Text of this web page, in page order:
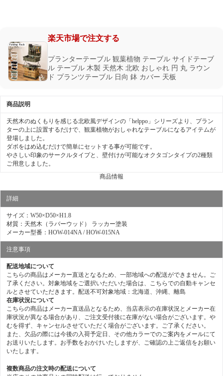
楽天市場で注文する
プランターテーブル 観葉植物 テーブル サイドテーブ
ル テーブル 木製 天然木 北欧 おしゃれ 円 丸 ラウン
ド プランツテーブル 日向 鉢 カバー 天板
商品説明
天然木のぬくもりを感じる北欧風デザインの「helppo」シリーズより、プラン
ターの上に設置するだけで、観葉植物がおしゃれなテーブルになるアイテムが
登場しました。
ダボをはめ込むだけで簡単にセットする事が可能です。
やさしい印象のサークルタイプと、壁付けが可能なオクタゴンタイプの2種類
ご用意しました。
商品情報
詳細
サイズ：W50×D50×H1.8
材質：天然木（ラバーウッド） ラッカー塗装
メーカー型番：HOW-014NA / HOW-015NA
注意事項
配送地域について
こちらの商品はメーカー直送となるため、一部地域への配送ができません。ご
了承ください。対象地域をご選択いただいた場合は、こちらでの自動キャンセ
ルとさせていただきます。配送不可対象地域：北海道、沖縄、離島
在庫状況について
こちらの商品はメーカー直送品となるため、当店表示の在庫状況とメーカー在
庫状況が異なる場合があり、ご注文受付後に在庫がない場合がございます。や
むを得ず、キャンセルさせていただく場合がございます。ご了承ください。
また、欠品の際には今後の入荷予定日、その他カラーでのご案内をメールにて
お送りいたします。お手数をおかけいたしますが、ご確認の上ご返信をお願い
いたします。
複数商品の注文時の配送について